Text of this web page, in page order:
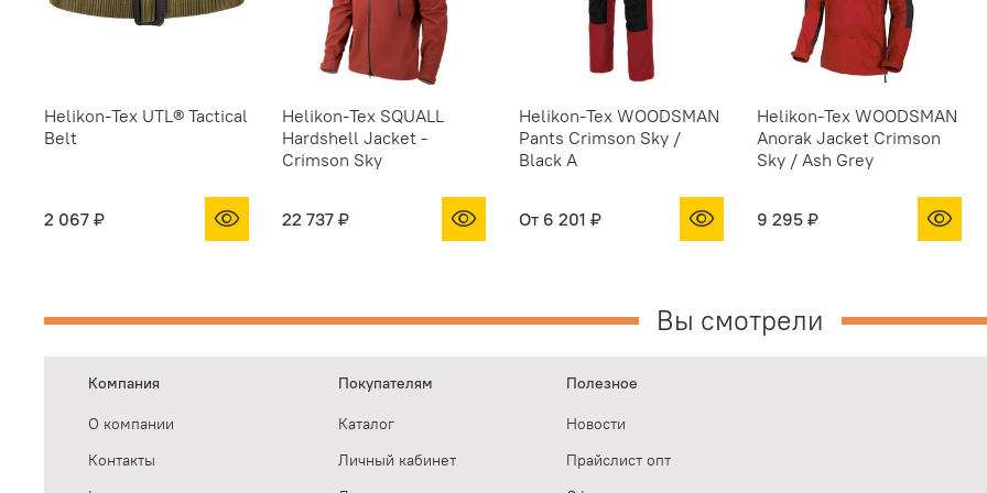
Helikon-Tex UTL® Tactical
Belt
2 067 ₽
Helikon-Tex SQUALL
Hardshell Jacket -
Crimson Sky
22 737 ₽
Helikon-Tex WOODSMAN
Pants Crimson Sky /
Black A
От 6 201 ₽
Helikon-Tex WOODSMAN
Anorak Jacket Crimson
Sky / Ash Grey
9 295 ₽
Вы смотрели
Компания
О компании
Контакты
Покупателям
Каталог
Личный кабинет
Полезное
Новости
Прайслист опт